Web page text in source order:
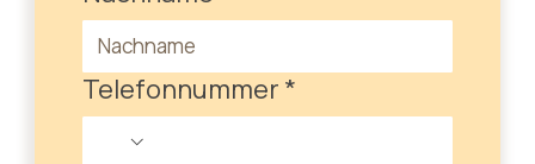
Telefonnummer *